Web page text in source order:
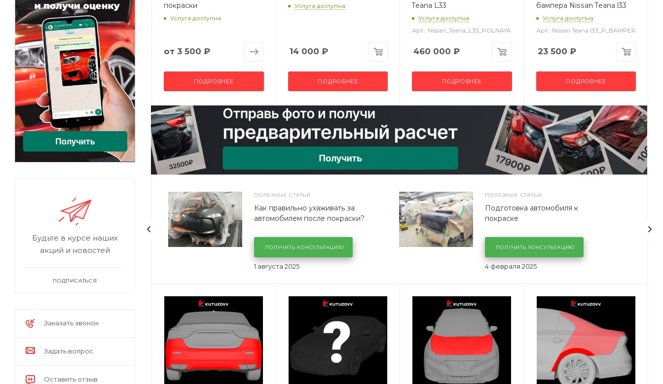
покраски
Услуга доступна
от 3 500 ₽
ПОДРОБНЕЕ
Услуга доступна
14 000 ₽
ПОДРОБНЕЕ
Teana L33
Услуга доступна
Арт.: Nissan_Teana_L33_POLNAYA
460 000 ₽
ПОДРОБНЕЕ
бампера Nissan Teana l33
Услуга доступна
Арт.: Nissan Teana l33_P_BAMPER
23 500 ₽
ПОДРОБНЕЕ
ПОЛЕЗНЫЕ СТАТЬИ
1 августа 2025
Как правильно ухаживать за
автомобилем после покраски?
ПОЛУЧИТЬ КОНСУЛЬТАЦИЮ
ПОЛЕЗНЫЕ СТАТЬИ
4 февраля 2025
Подготовка автомобиля к
покраске
ПОЛУЧИТЬ КОНСУЛЬТАЦИЮ
Будьте в курсе наших
акций и новостей
ПОДПИСАТЬСЯ
Заказать звонок
Задать вопрос
Оставить отзыв